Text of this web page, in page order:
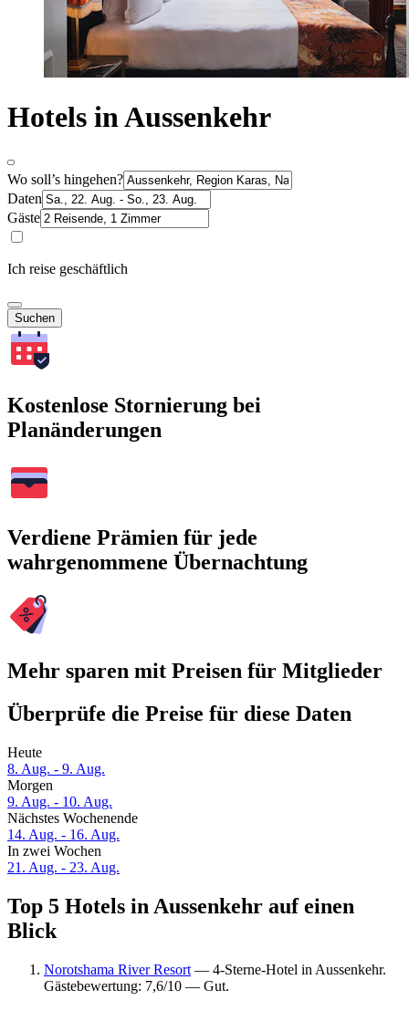
Hotels in Aussenkehr
Wo soll’s hingehen?
Daten
Gäste
Ich reise geschäftlich
Suchen
Kostenlose Stornierung bei
Planänderungen
Verdiene Prämien für jede
wahrgenommene Übernachtung
Mehr sparen mit Preisen für Mitglieder
Überprüfe die Preise für diese Daten
Heute
8. Aug. - 9. Aug.
Morgen
9. Aug. - 10. Aug.
Nächstes Wochenende
14. Aug. - 16. Aug.
In zwei Wochen
21. Aug. - 23. Aug.
Top 5 Hotels in Aussenkehr auf einen
Blick
Norotshama River Resort — 4-Sterne-Hotel in Aussenkehr.
Gästebewertung: 7,6/10 — Gut.